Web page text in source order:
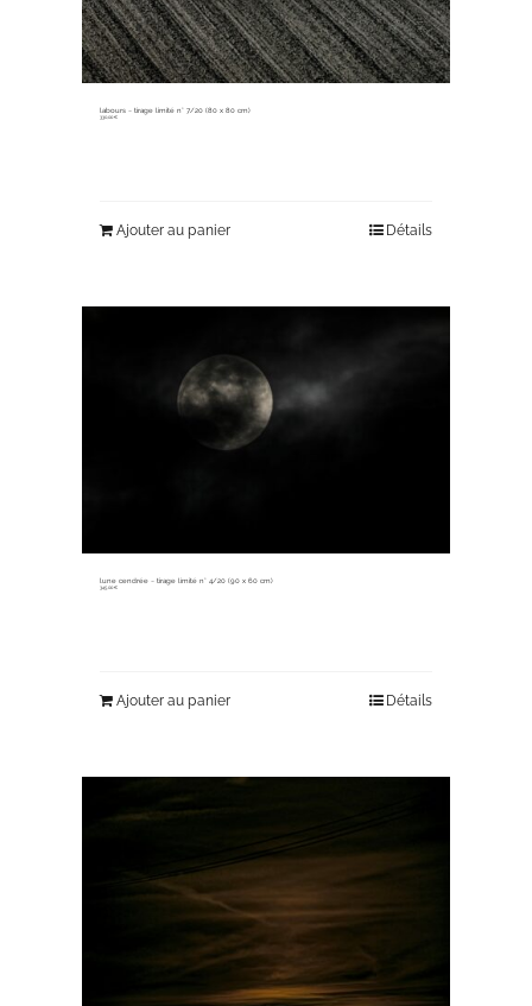
labours ~ tirage limité n° 7/20 (80 x 80 cm)
330,00€
Ajouter au panier Détails
lune cendrée ~ tirage limité n° 4/20 (90 x 60 cm)
345,00€
Ajouter au panier Détails